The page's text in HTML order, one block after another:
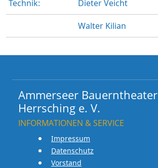
Technik: Dieter Veicht
Walter Kilian
Ammerseer Bauerntheater
Herrsching e. V.
INFORMATIONEN & SERVICE
Impressum
Datenschutz
Vorstand